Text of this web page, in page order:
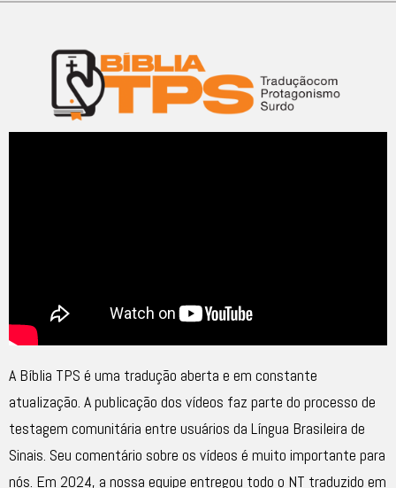
A Bíblia TPS é uma tradução aberta e em constante
atualização. A publicação dos vídeos faz parte do processo de
testagem comunitária entre usuários da Língua Brasileira de
Sinais. Seu comentário sobre os vídeos é muito importante para
nós. Em 2024, a nossa equipe entregou todo o NT traduzido em